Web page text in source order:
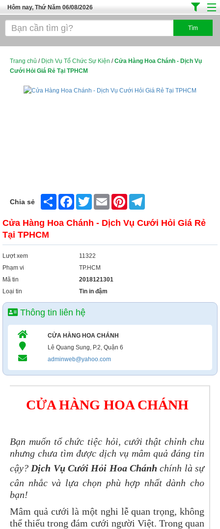
Hôm nay, Thứ Năm 06/08/2026
Trang chủ
Tuyển Sinh Đào Tạo
Hàng Tiêu Dùng
Xây Dựng
Trang chủ / Dịch Vụ Tổ Chức Sự Kiện /Cửa Hàng Hoa Chánh - Dịch Vụ
Cưới Hỏi Giá Rẻ Tại TPHCM
Chia sẻ Share FacebookTwitter Email Pinterest
Cửa Hàng Hoa Chánh - Dịch Vụ Cưới Hỏi Giá Rẻ
Tại TPHCM
Lượt xem
11322
Phạm vi
TP.HCM
Mã tin
2018121301
Loại tin
Tin in đậm
Thông tin liên hệ
CỬA HÀNG HOA CHÁNH
Lê Quang Sung, P.2, Quận 6
adminweb@yahoo.com
CỬA HÀNG HOA CHÁNH
Bạn muốn tổ chức tiệc hỏi, cưới thật chỉnh chu
nhưng chưa tìm được dịch vụ mâm quả đáng tin
cậy? Dịch Vụ Cưới Hỏi Hoa Chánh chính là sự
cân nhắc và lựa chọn phù hợp nhất dành cho
bạn!
Mâm quả cưới là một nghi lễ quan trọng, không
thể thiếu trong đám cưới người Việt. Trong quan